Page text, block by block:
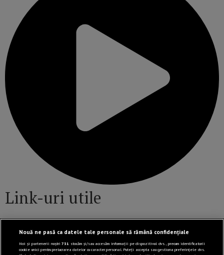
Link-uri utile
Politică de confidențialitate
Termeni și Condiții
Nouă ne pasă ca datele tale personale să rămână confidențiale
Noi și partenerii noștri731 stocăm și/sau accesăm informații pe dispozitivul dvs., precum identificatorii
cookie unici pentru prelucrarea datelor cu caracter personal. Puteți accepta sau gestiona preferințele dvs.